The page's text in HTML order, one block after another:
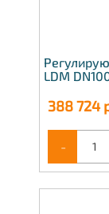
LDM
388 724
-